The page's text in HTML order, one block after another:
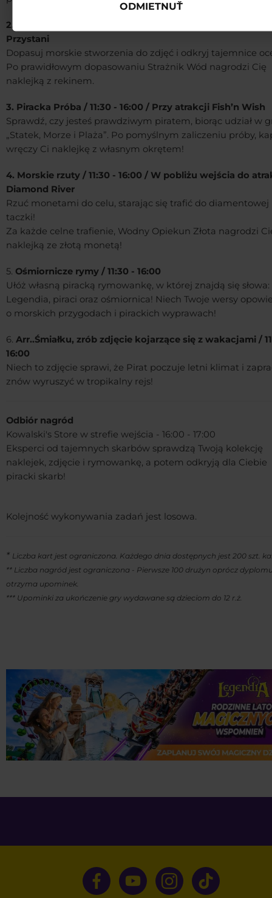
ODMIETNUŤ
2. Tajemnice oceanu / 11:30 - 16:00 / Taras przy Pirackiej
Przystani
Dopasuj morskie stworzenia do zdjęć i odkryj tajemnice
Po prawidłowym dopasowaniu Strażnik Wód nagrodzi Cię
naklejką z rekinem.
3. Piracka Próba / 11:30 - 16:00 / Przy atrakcji Fish’n Wish
Sprawdź, czy jesteś prawdziwym piratem, biorąc udział w
„Statek, Morze i Plaża”. Po pomyślnym zaliczeniu próby,
wręczy Ci naklejkę z własnym okrętem!
4. Morskie rzuty / 11:30 - 16:00 / W pobliżu wejścia do
Diamond River
Rzuć monetami do celu, starając się trafić do diamentowej
taczki!
Za każde celne trafienie, Wodny Opiekun Złota nagrodzi
naklejką ze złotą monetą!
5. Ośmiornicze rymy / 11:30 - 16:00
Ułóż własną piracką rymowankę, w której znajdą się słowa:
Legendia, piraci oraz ośmiornica! Niech Twoje wersy
o morskich przygodach i pirackich wyprawach!
6. Arr..Śmiałku, zrób zdjęcie kojarzące się z wakacjami /
16:00
Niech to zdjęcie sprawi, że Pirat poczuje letni klimat i
znów wyruszyć w tropikalny rejs!
Odbiór nagród
Kowalski's Store w strefie wejścia - 16:00 - 17:00
Eksperci od tajemnych skarbów sprawdzą Twoją kolekcję
naklejek, zdjęcie i rymowankę, a potem odkryją dla Ciebie
piracki skarb!
Kolejność wykonywania zadań jest losowa.
* Liczba kart jest ograniczona. Każdego dnia dostępnych jest 200 szt.
** Liczba nagród jest ograniczona - Pierwsze 100 drużyn oprócz
otrzyma upominek.
*** Upominki za ukończenie gry wydawane są dzieciom do 12 r.ż.